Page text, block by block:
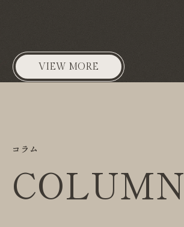
VIEW MORE
コラム
COLUMN